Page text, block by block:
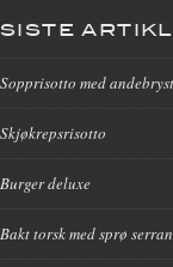
SISTE
Sopprisotto med
Skjøkrepsrisotto
Burger deluxe
Bakt torsk med sprø